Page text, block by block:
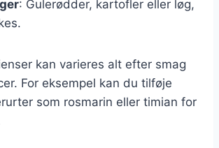
: Gulerødder, kartofler eller løg,
kan varieres alt efter smag
For eksempel kan du tilføje
som rosmarin eller timian for